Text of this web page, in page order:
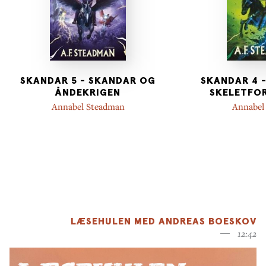
SKANDAR 5 - SKANDAR OG
ÅNDEKRIGEN
Annabel Steadman
SKANDAR 4
Annabel
LÆSEHULEN MED ANDREAS BOESKOV
12:42